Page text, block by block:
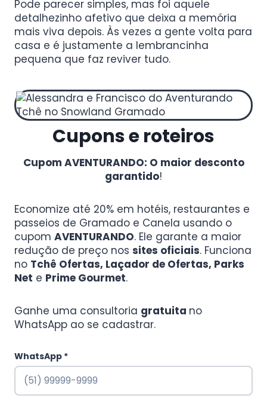
Pode parecer simples, mas foi aquele
detalhezinho afetivo que deixa a memória
mais viva depois. Às vezes a gente volta para
casa e é justamente a lembrancinha
pequena que faz reviver tudo.
Cupons e roteiros
Cupom AVENTURANDO: O maior desconto
garantido!
Economize até 20% em hotéis, restaurantes e
passeios de Gramado e Canela usando o
cupom AVENTURANDO. Ele garante a maior
redução de preço nos sites oficiais. Funciona
no Tchê Ofertas, Laçador de Ofertas, Parks
Net e Prime Gourmet.
Ganhe uma consultoria gratuita no
WhatsApp ao se cadastrar.
WhatsApp *